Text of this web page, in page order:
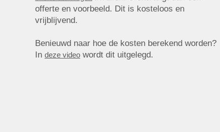
offerte en voorbeeld. Dit is kosteloos en
vrijblijvend.
Benieuwd naar hoe de kosten berekend worden?
In deze video wordt dit uitgelegd.